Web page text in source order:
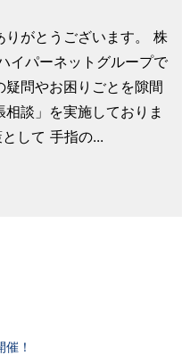
りがとうございます。 株
パーネットグループで
問やお困りごとを隙間
談」を実施しておりま
して 手指の...
！